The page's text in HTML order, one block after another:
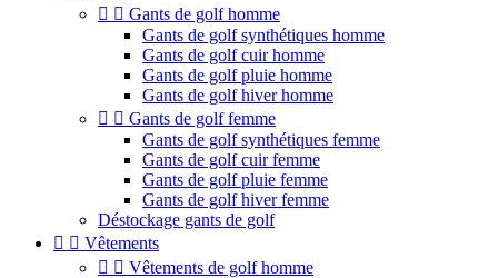
  Gants de golf homme
Gants de golf synthétiques homme
Gants de golf cuir homme
Gants de golf pluie homme
Gants de golf hiver homme
  Gants de golf femme
Gants de golf synthétiques femme
Gants de golf cuir femme
Gants de golf pluie femme
Gants de golf hiver femme
Déstockage gants de golf
  Vêtements
  Vêtements de golf homme